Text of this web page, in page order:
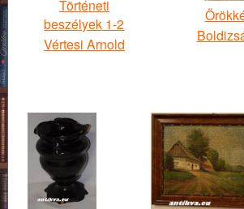
Történeti
beszélyek 1-2
Vértesi Arnold